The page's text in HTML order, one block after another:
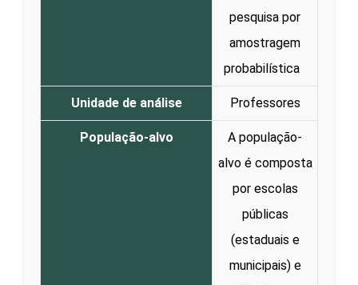
pesquisa por
amostragem
probabilística
Unidade de análise Professores
População-alvo
A população-
alvo é composta
por escolas
públicas
(estaduais e
municipais) e